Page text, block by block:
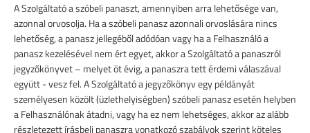
A Szolgáltató a szóbeli panaszt, amennyiben arra lehetősége van,
azonnal orvosolja. Ha a szóbeli panasz azonnali orvoslására nincs
lehetőség, a panasz jellegéből adódóan vagy ha a Felhasználó a
panasz kezelésével nem ért egyet, akkor a Szolgáltató a panaszról
jegyzőkönyvet – melyet öt évig, a panaszra tett érdemi válaszával
együtt - vesz fel. A Szolgáltató a jegyzőkönyv egy példányát
személyesen közölt (üzlethelyiségben) szóbeli panasz esetén helyben
a Felhasználónak átadni, vagy ha ez nem lehetséges, akkor az alább
részletezett írásbeli panaszra vonatkozó szabályok szerint köteles